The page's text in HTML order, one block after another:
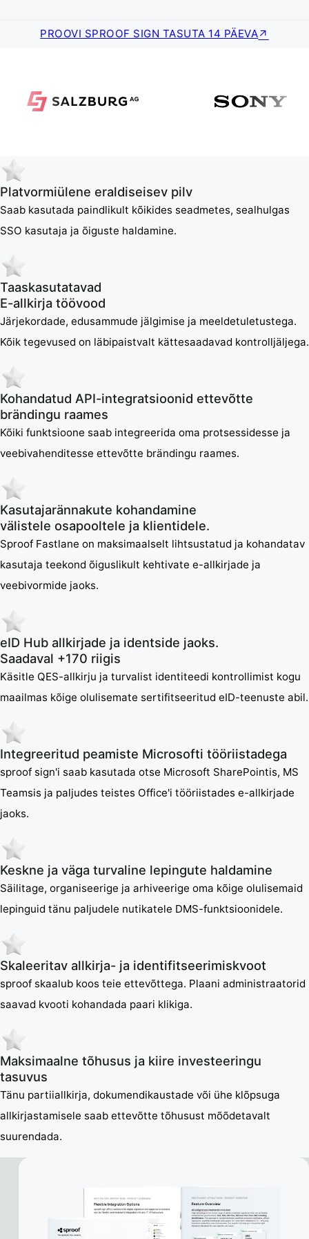
PROOVI SPROOF SIGN TASUTA 14 PÄEVA
Platvormiülene eraldiseisev pilv
Saab kasutada paindlikult kõikides seadmetes, sealhulgas
SSO kasutaja ja õiguste haldamine.
Taaskasutatavad
E-allkirja töövood
Järjekordade, edusammude jälgimise ja meeldetuletustega.
Kõik tegevused on läbipaistvalt kättesaadavad kontrolljäljega.
Kohandatud API-integratsioonid ettevõtte
brändingu raames
Kõiki funktsioone saab integreerida oma protsessidesse ja
veebivahenditesse ettevõtte brändingu raames.
Kasutajarännakute kohandamine
välistele osapooltele ja klientidele.
Sproof Fastlane on maksimaalselt lihtsustatud ja kohandatav
kasutaja teekond õiguslikult kehtivate e-allkirjade ja
veebivormide jaoks.
eID Hub allkirjade ja identside jaoks.
Saadaval +170 riigis
Käsitle QES-allkirju ja turvalist identiteedi kontrollimist kogu
maailmas kõige olulisemate sertifitseeritud eID-teenuste abil.
Integreeritud peamiste Microsofti tööriistadega
sproof sign'i saab kasutada otse Microsoft SharePointis, MS
Teamsis ja paljudes teistes Office'i tööriistades e-allkirjade
jaoks.
Keskne ja väga turvaline lepingute haldamine
Säilitage, organiseerige ja arhiveerige oma kõige olulisemaid
lepinguid tänu paljudele nutikatele DMS-funktsioonidele.
Skaleeritav allkirja- ja identifitseerimiskvoot
sproof skaalub koos teie ettevõttega. Plaani administraatorid
saavad kvooti kohandada paari klikiga.
Maksimaalne tõhusus ja kiire investeeringu
tasuvus
Tänu partiiallkirja, dokumendikaustade või ühe klõpsuga
allkirjastamisele saab ettevõtte tõhusust mõõdetavalt
suurendada.